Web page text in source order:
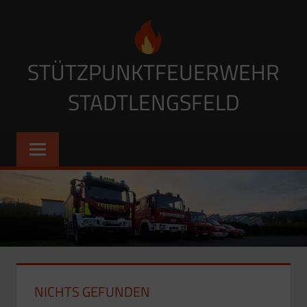
STÜTZPUNKTFEUERWEHR
STADTLENGSFELD
NICHTS GEFUNDEN